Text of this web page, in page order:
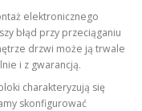
elektronicznego
błąd przy przeciąganiu
drzwi może ją trwale
i z gwarancją.
charakteryzują się
skonfigurować